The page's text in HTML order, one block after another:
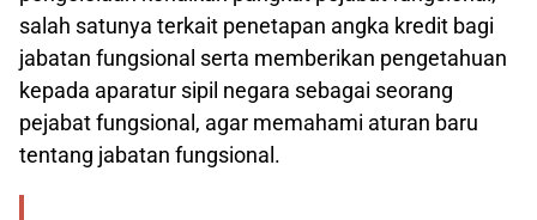
salah satunya terkait penetapan angka kredit bagi
jabatan fungsional serta memberikan pengetahuan
kepada aparatur sipil negara sebagai seorang
pejabat fungsional, agar memahami aturan baru
tentang jabatan fungsional.